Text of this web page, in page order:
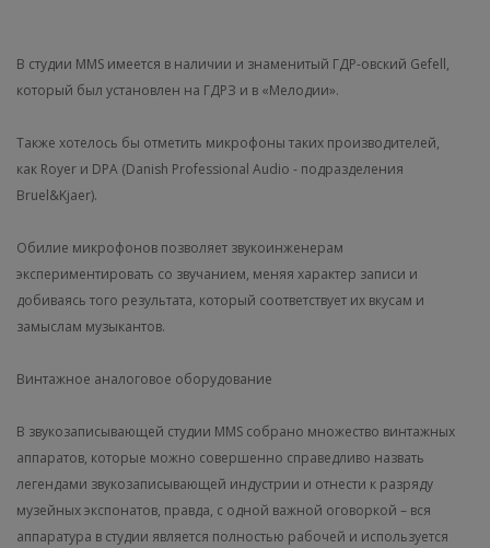
В студии MMS имеется в наличии и знаменитый ГДР-овский Gefell,
который был установлен на ГДРЗ и в «Мелодии».
Также хотелось бы отметить микрофоны таких производителей,
как Royer и DPA (Danish Professional Audio - подразделения
Bruel&Kjaer).
Обилие микрофонов позволяет звукоинженерам
экспериментировать со звучанием, меняя характер записи и
добиваясь того результата, который соответствует их вкусам и
замыслам музыкантов.
Винтажное аналоговое оборудование
В звукозаписывающей студии MMS собрано множество винтажных
аппаратов, которые можно совершенно справедливо назвать
легендами звукозаписывающей индустрии и отнести к разряду
музейных экспонатов, правда, с одной важной оговоркой – вся
аппаратура в студии является полностью рабочей и используется